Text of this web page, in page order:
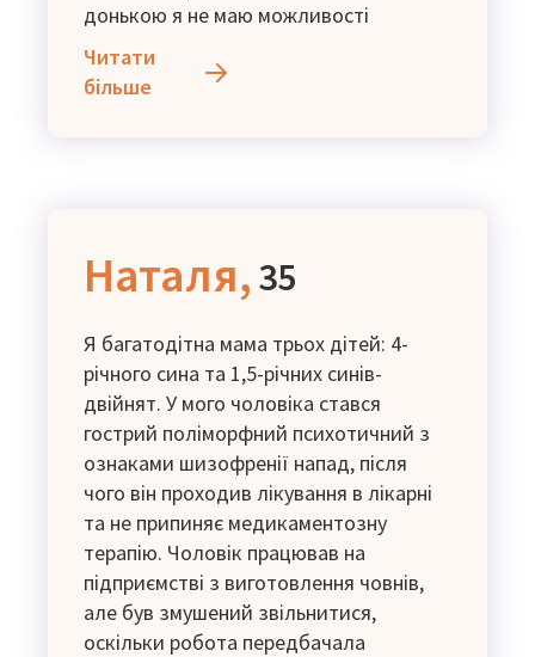
донькою я не маю можливості
повноцінно працювати. Живемо на
допомогу як малозабезпечена сім'я та
Читати
більше
Наталя, 35
Я багатодітна мама трьох дітей: 4-
річного сина та 1,5-річних синів-
двійнят. У мого чоловіка стався
гострий поліморфний психотичний з
ознаками шизофренії напад, після
чого він проходив лікування в лікарні
та не припиняє медикаментозну
терапію. Чоловік працював на
підприємстві з виготовлення човнів,
але був змушений звільнитися,
оскільки робота передбачала